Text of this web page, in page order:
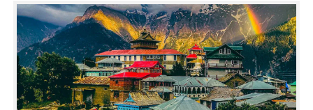
SPIRITUAL
INFO+